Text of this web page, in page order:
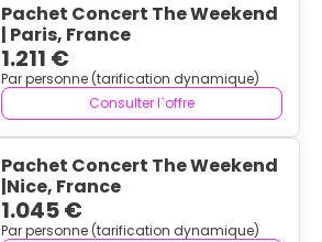
Pachet Concert The Weekend
| Paris, France
1.211 €
Par personne (tarification dynamique)
Consulter l´offre
Pachet Concert The Weekend
|Nice, France
1.045 €
Par personne (tarification dynamique)